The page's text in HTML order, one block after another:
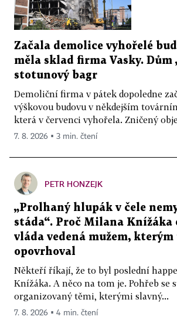
Začala demolice vyhořelé
měla sklad firma Vasky. Dům
stotunový bagr
Demoliční firma v pátek dopoledne
výškovou budovu v někdejším
která v červenci vyhořela. Zničený
7. 8. 2026 ▪ 3 min. čtení
PETR HONZEJK
„Prolhaný hlupák v čele
stáda“. Proč Milana Knížáka
vláda vedená mužem, kterým
opovrhoval
Někteří říkají, že to byl poslední
Knížáka. A něco na tom je. Pohřeb se
organizovaný těmi, kterými slavný...
7. 8. 2026 ▪ 4 min. čtení